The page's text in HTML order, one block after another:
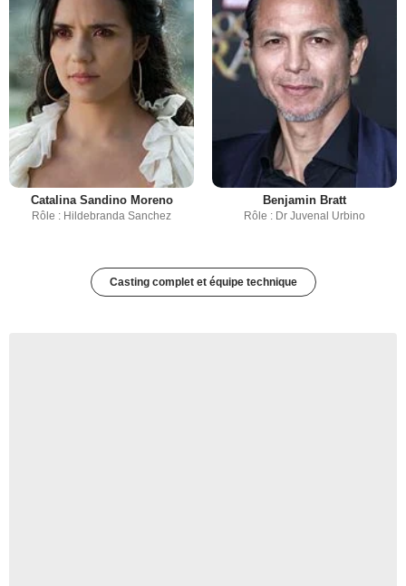
Catalina Sandino Moreno
Rôle : Hildebranda Sanchez
Benjamin Bratt
Rôle : Dr Juvenal Urbino
Casting complet et équipe technique